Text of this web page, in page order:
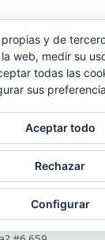
#6.660
y de
web, medir su
todas las
sus
Aceptar todo
Rechazar
Configurar